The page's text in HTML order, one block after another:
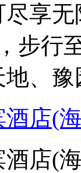
尽享
步行
、
酒店(
酒店(